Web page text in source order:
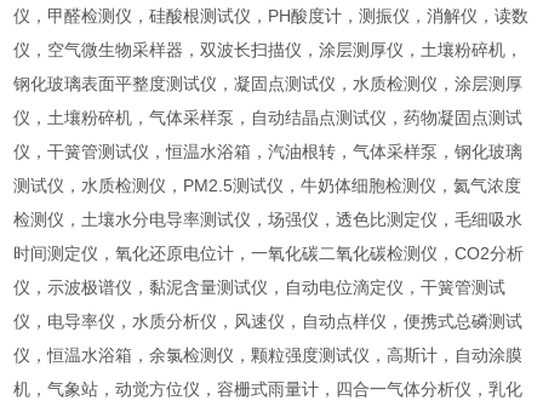
仪，甲醛检测仪，硅酸根测试仪，PH酸度计，测振仪，消解仪，读数
仪，空气微生物采样器，双波长扫描仪，涂层测厚仪，土壤粉碎机，
钢化玻璃表面平整度测试仪，凝固点测试仪，水质检测仪，涂层测厚
仪，土壤粉碎机，气体采样泵，自动结晶点测试仪，药物凝固点测试
仪，干簧管测试仪，恒温水浴箱，汽油根转，气体采样泵，钢化玻璃
测试仪，水质检测仪，PM2.5测试仪，牛奶体细胞检测仪，氦气浓度
检测仪，土壤水分电导率测试仪，场强仪，透色比测定仪，毛细吸水
时间测定仪，氧化还原电位计，一氧化碳二氧化碳检测仪，CO2分析
仪，示波极谱仪，黏泥含量测试仪，自动电位滴定仪，干簧管测试
仪，电导率仪，水质分析仪，风速仪，自动点样仪，便携式总磷测试
仪，恒温水浴箱，余氯检测仪，颗粒强度测试仪，高斯计，自动涂膜
机，气象站，动觉方位仪，容栅式雨量计，四合一气体分析仪，乳化